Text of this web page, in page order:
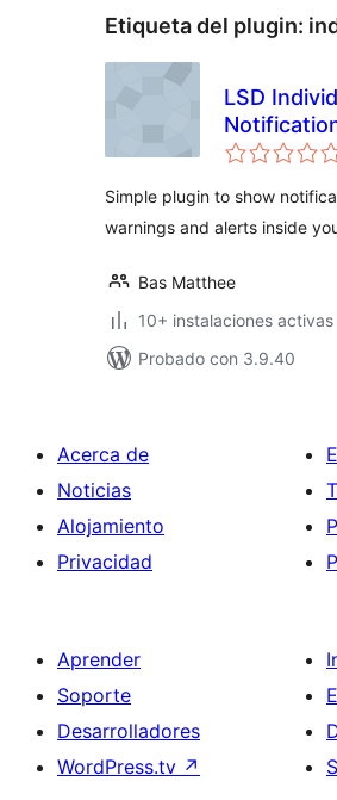
Etiqueta del plugin:
LSD
Simple plugin to show
warnings and alerts inside
Bas Matthee
10+ instalaciones activas
Probado con 3.9.40
Acerca de
Noticias
Alojamiento
Privacidad
Aprender
Soporte
Desarrolladores
WordPress.tv ↗